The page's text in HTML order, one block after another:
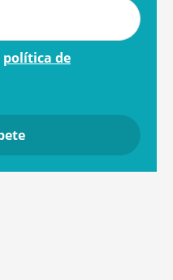
política de